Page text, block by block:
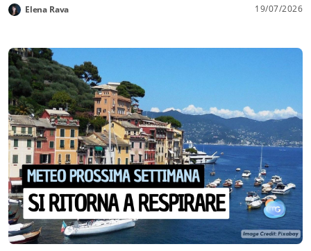
Elena Rava 19/07/2026